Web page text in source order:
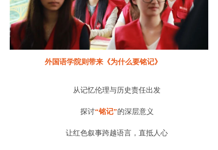
外国语学院则带来《为什么要铭记》
从记忆伦理与历史责任出发
探讨“铭记”的深层意义
让红色叙事跨越语言，直抵人心